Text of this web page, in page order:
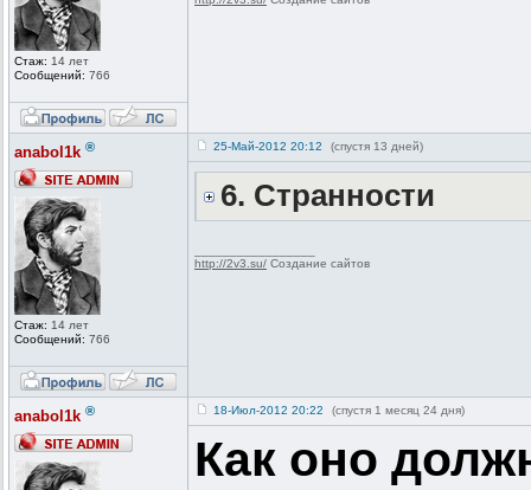
Стаж: 14 лет
Сообщений: 766
anabol1k ®
Стаж: 14 лет
Сообщений: 766
25-Май-2012 20:12 (спустя 13 дней)
6. Странности
http://2v3.su/ Создание сайтов
anabol1k ® 18-Июл-2012 20:22 (спустя 1 месяц 24 дня)
Как оно